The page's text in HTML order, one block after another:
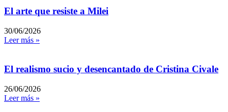
El arte que resiste a Milei
30/06/2026
Leer más »
El realismo sucio y desencantado de Cristina Civale
26/06/2026
Leer más »